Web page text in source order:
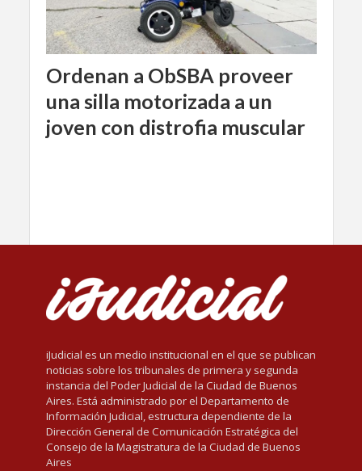
Ordenan a ObSBA proveer
una silla motorizada a un
joven con distrofia muscular
iJudicial es un medio institucional en el que se publican
noticias sobre los tribunales de primera y segunda
instancia del Poder Judicial de la Ciudad de Buenos
Aires. Está administrado por el Departamento de
Información Judicial, estructura dependiente de la
Dirección General de Comunicación Estratégica del
Consejo de la Magistratura de la Ciudad de Buenos
Aires